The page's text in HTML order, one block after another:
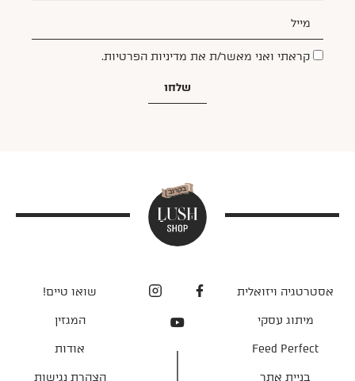
קראתי ואני מאשר/ת את מדיניות הפרטיות.
שלחו
אסטרטגיה ויזואלית
מיתוג עסקי
Feed Perfect
בניית אתר
שואו טיים!
המגזין
אודות
הצהרת נגישות